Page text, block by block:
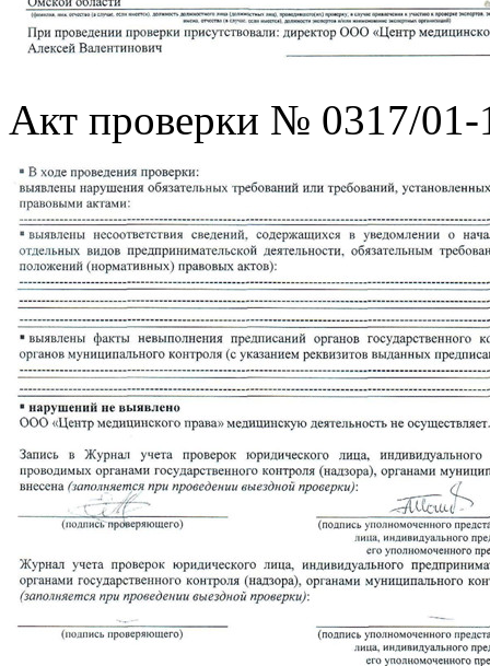
Акт проверки № 0317/01-